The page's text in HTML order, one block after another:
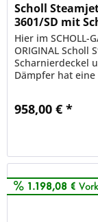
Scholl
3601/SD mit
Hier im SCHOLL-
ORIGINAL Scholl
Scharnierdeckel
Dämpfer hat
958,00 € *
1.198,08 €